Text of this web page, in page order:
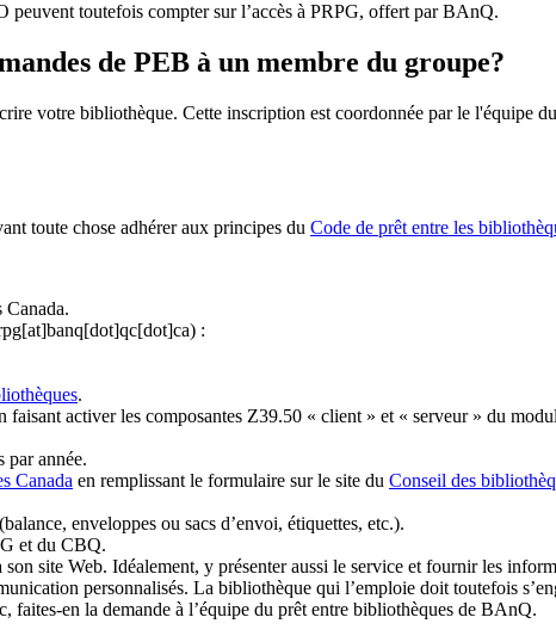
toutefois compter sur l’accès à PRPG, offert par BAnQ.
de PEB à un membre du groupe?
votre bibliothèque. Cette inscription est coordonnée par le l'équipe
toute chose adhérer aux principes du Code de prêt entre les
:
.
activer les composantes Z39.50 « client » et « serveur » du
par année.
Canada en remplissant le formulaire sur le site du Conseil des
enveloppes ou sacs d’envoi, étiquettes, etc.).
et du CBQ.
site Web. Idéalement, y présenter aussi le service et fournir les
personnalisés. La bibliothèque qui l’emploie doit toutefois
en la demande à l’équipe du prêt entre bibliothèques de BAnQ.